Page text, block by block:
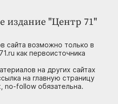
издание "Центр 71"
сайта возможно только в
как первоисточника
на других сайтах
на главную страницу
no-follow обязательна.